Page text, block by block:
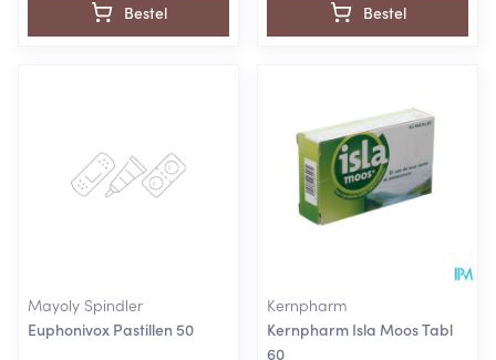
Bestel Bestel
Mayoly Spindler
Euphonivox Pastillen 50
Kernpharm
Kernpharm Isla Moos Tabl
60